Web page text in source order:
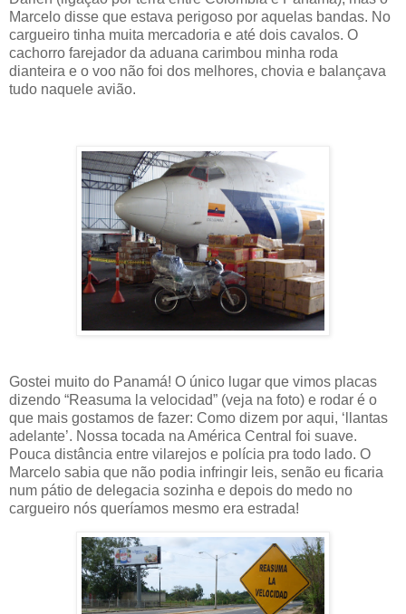
Marcelo disse que estava perigoso por aquelas bandas. No
cargueiro tinha muita mercadoria e até dois cavalos. O
cachorro farejador da aduana carimbou minha roda
dianteira e o voo não foi dos melhores, chovia e balançava
tudo naquele avião.
Gostei muito do Panamá! O único lugar que vimos placas
dizendo “Reasuma la velocidad” (veja na foto) e rodar é o
que mais gostamos de fazer: Como dizem por aqui, ‘llantas
adelante’. Nossa tocada na América Central foi suave.
Pouca distância entre vilarejos e polícia pra todo lado. O
Marcelo sabia que não podia infringir leis, senão eu ficaria
num pátio de delegacia sozinha e depois do medo no
cargueiro nós queríamos mesmo era estrada!